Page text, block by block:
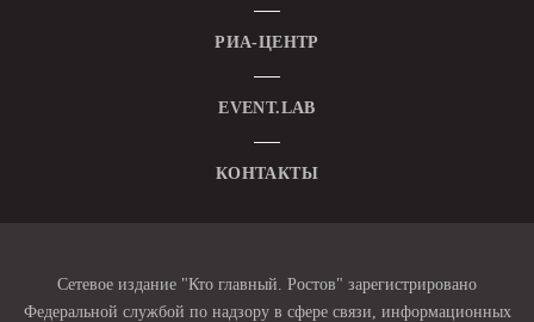
РИА-ЦЕНТР
EVENT.LAB
КОНТАКТЫ
Сетевое издание "Кто главный. Ростов" зарегистрировано
Федеральной службой по надзору в сфере связи, информационных